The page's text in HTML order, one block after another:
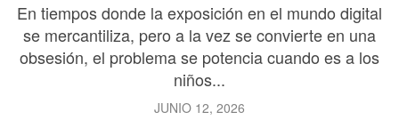
En tiempos donde la exposición en el mundo digital
se mercantiliza, pero a la vez se convierte en una
obsesión, el problema se potencia cuando es a los
niños...
JUNIO 12, 2026